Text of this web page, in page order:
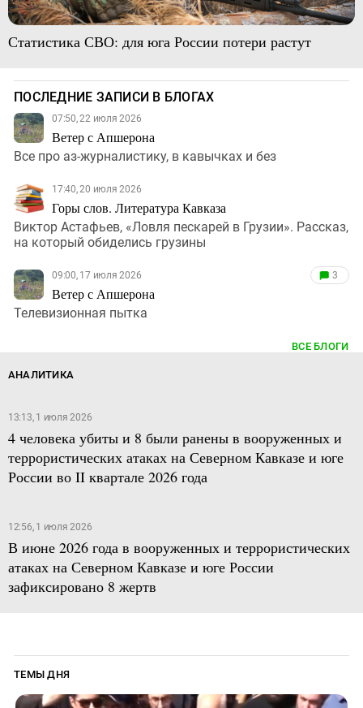
Статистика СВО: для юга России потери растут
ПОСЛЕДНИЕ ЗАПИСИ В БЛОГАХ
07:50, 22 июля 2026
Ветер с Апшерона
Все про аз-журналистику, в кавычках и без
17:40, 20 июля 2026
Горы слов. Литература Кавказа
Виктор Астафьев, «Ловля пескарей в Грузии». Рассказ,
на который обиделись грузины
09:00, 17 июля 2026
Ветер с Апшерона
3
Телевизионная пытка
ВСЕ БЛОГИ
АНАЛИТИКА
13:13, 1 июля 2026
4 человека убиты и 8 были ранены в вооруженных и
террористических атаках на Северном Кавказе и юге
России во II квартале 2026 года
12:56, 1 июля 2026
В июне 2026 года в вооруженных и террористических
атаках на Северном Кавказе и юге России
зафиксировано 8 жертв
ТЕМЫ ДНЯ